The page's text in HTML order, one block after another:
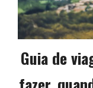
Guia de